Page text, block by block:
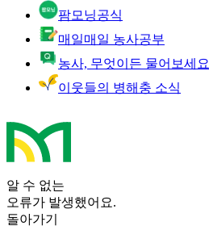
팜모닝공식
매일매일 농사공부
농사, 무엇이든 물어보세요
이웃들의 병해충 소식
알 수 없는
오류가 발생했어요.
돌아가기